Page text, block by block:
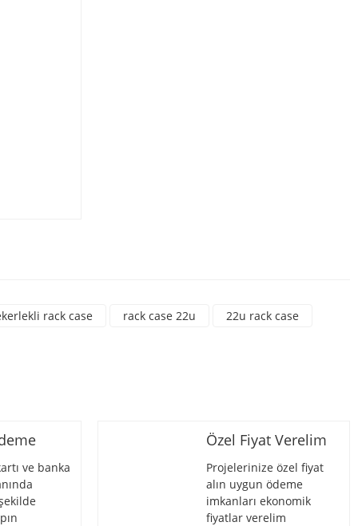
rack case rack case 22u
22u rack case
ve banka
Özel Fiyat Verelim
Projelerinize özel fiyat
alın uygun ödeme
imkanları ekonomik
fiyatlar verelim